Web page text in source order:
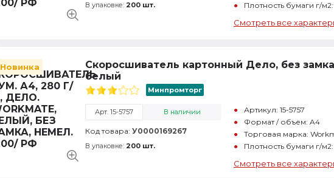
В упаковке: 200 шт.
Плотность бумаги г/
Смотреть все
Новинка
Скоросшиватель картонный Дело, без
белый
Минпромторг
Арт. 15-5757 В наличии
Код товара: У0000169267
В упаковке: 200 шт.
Артикул: 15-5757
Формат / объем: A4
Торговая марка:
Плотность бумаги г/
Смотреть все